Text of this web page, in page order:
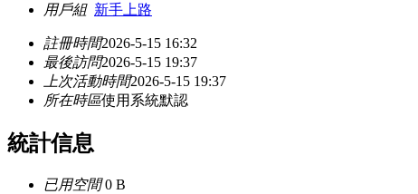
用戶組 新手上路
註冊時間2026-5-15 16:32
最後訪問2026-5-15 19:37
上次活動時間2026-5-15 19:37
所在時區使用系統默認
統計信息
已用空間0 B